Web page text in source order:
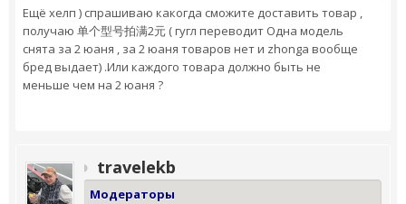
Ещё хелп ) спрашиваю какогда сможите доставить товар ,
получаю 单个型号拍满2元 ( гугл переводит Одна модель
снята за 2 юаня , за 2 юаня товаров нет и zhonga вообще
бред выдает) .Или каждого товара должно быть не
меньше чем на 2 юаня ?
travelekb
Модераторы